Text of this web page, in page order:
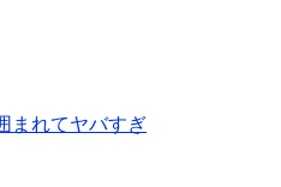
まれてヤバすぎ